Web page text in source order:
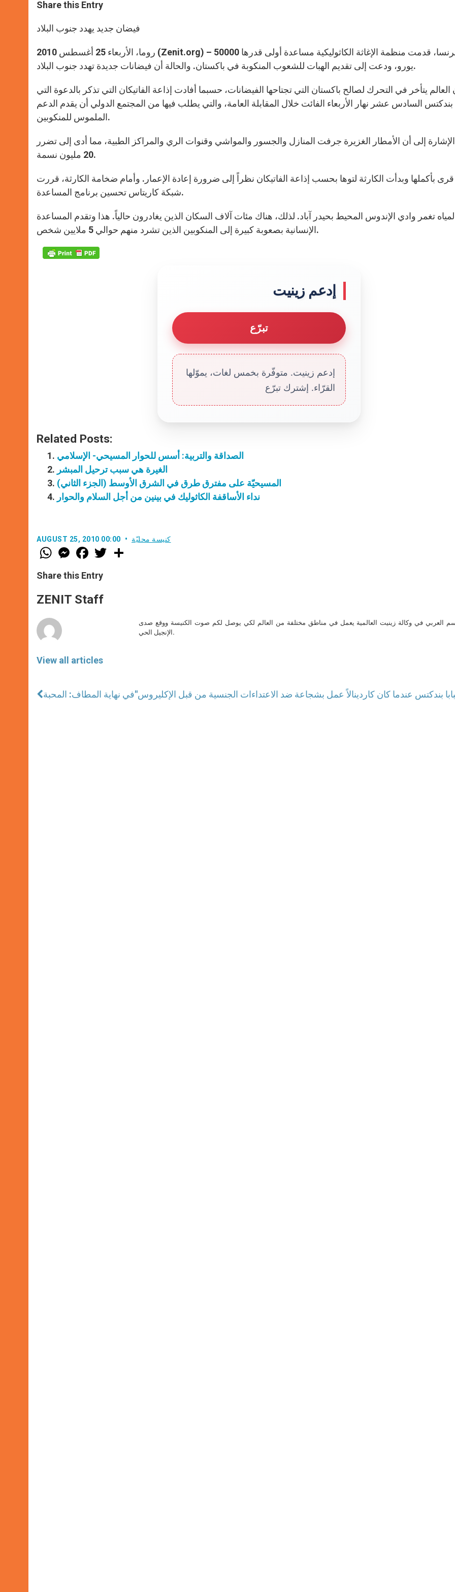
s
p
p
e
g
e
b
o
k
r
Share this Entry
فيضان جديد يهدد جنوب البلاد
روما، الأربعاء 25 أغسطس 2010 (Zenit.org) – في فرنسا، قدمت منظمة الإغاثة الكاثوليكية مساعدة أولى قدرها 50000
يورو، ودعت إلى تقديم الهبات للشعوب المنكوبة في باكستان. والحالة أن فيضانات جديدة تهدد جنوب البلاد.
العالم يتأخر في التحرك لصالح باكستان التي تجتاحها الفيضانات، حسبما أفادت إذاعة الفاتيكان التي تذكر بالدعوة التي
بندكتس السادس عشر نهار الأربعاء الفائت خلال المقابلة العامة، والتي يطلب فيها من المجتمع الدولي أن يقدم الدعم
الملموس للمنكوبين.
إلى أن الأمطار الغزيرة جرفت المنازل والجسور والمواشي وقنوات الري والمراكز الطبية، مما أدى إلى تضرر
20 مليون نسمة.
بأكملها وبدأت الكارثة لتوها بحسب إذاعة الفاتيكان نظراً إلى ضرورة إعادة الإعمار. وأمام ضخامة الكارثة، قررت
شبكة كاريتاس تحسين برنامج المساعدة.
تغمر وادي الإندوس المحيط بحيدر آباد. لذلك، هناك مئات آلاف السكان الذين يغادرون حالياً. هذا وتقدم المساعدة
الإنسانية بصعوبة كبيرة إلى المنكوبين الذين تشرد منهم حوالي 5 ملايين شخص.
إدعم زينيت
تبرّع
إدعم زينيت. متوفّرة بخمس لغات، يموّلها
القرّاء. إشترك تبرّع
Related Posts:
الصداقة والتربية: أسس للحوار المسيحي- الإسلامي
الغيرة هي سبب ترحيل المبشر
المسيحيّة على مفترق طرق في الشرق الأوسط (الجزء الثاني)
نداء الأساقفة الكاثوليك في بينين من أجل السلام والحوار
AUGUST 25, 2010 00:00 كنيسة محليّة
W
h
t
s
p
p
M
e
s
e
g
e
F
a
e
b
o
k
w
Share this Entry
ZENIT Staff
View all articles
العربي في وكالة زينيت العالمية يعمل في مناطق مختلفة من العالم لكي يوصل لكم صوت الكنيسة ووقع صدى
الإنجيل الحي.
في نهاية المطاف: المحبة